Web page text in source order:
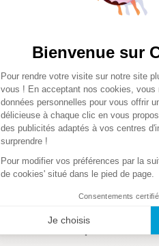
Bénéficiez d’une
.
composite,
issue des plus
Nous vous
d’entretien (robots
chlore, le brome,
dispositif de
Magasin
Cash Piscines
8 personnes) ainsi
(habillages, robot
Bienvenue sur
Plateforme de
Pour rendre votre visite sur notre site
vous ! En acceptant nos cookies, vous
données personnelles pour vous offrir
délicieuse à chaque clic en vous
des publicités adaptés à vos centres
surprendre !
Pour modifier vos préférences par la
de cookies' situé dans le pied de page.
Consentements
Je choisis
Axeptio